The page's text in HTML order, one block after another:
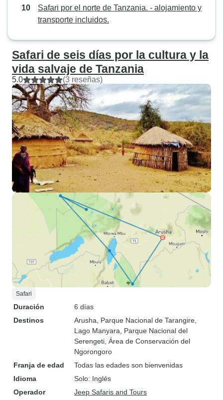
Safari por el norte de Tanzania. - alojamiento y
transporte incluidos.
Safari de seis días por la cultura y la
vida salvaje de Tanzania
5.0 (3 reseñas)
Safari
Duración
6 días
Destinos
Arusha , Parque Nacional de Tarangire
Lago Manyara , Parque Nacional del
Serengeti , Área de Conservación del
Ngorongoro
Franja de edad
Todas las edades son bienvenidas
Idioma
Solo: Inglés
Operador
Jeep Safaris and Tours